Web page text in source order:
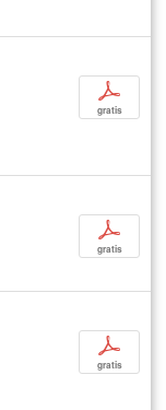
p
gratis
p
gratis
p
gratis